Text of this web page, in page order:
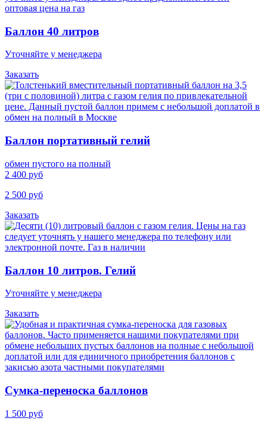
Баллон 40 литров
Уточняйте у менеджера
Заказать
Баллон портативный гелий
обмен пустого на полный
2 400 руб
2 500 руб
Заказать
Баллон 10 литров. Гелий
Уточняйте у менеджера
Заказать
Cумка-переноска баллонов
1 500 руб